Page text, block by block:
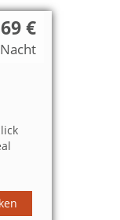
€